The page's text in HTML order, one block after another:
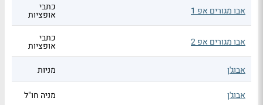
אבו מגורים אפ 1 כתבי
אופציות
אבו מגורים אפ 2 כתבי
אופציות
אבוג'ן
מניות
אבוג'ן מניה חו"ל